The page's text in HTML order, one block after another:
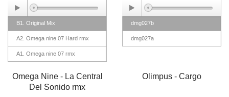
B1. Original Mix
A2. Omega nine 07 Hard rmx
A1. Omega nine 07 rmx
Omega Nine - La Central
Del Sonido rmx
dmg027b
dmg027a
Olimpus - Cargo